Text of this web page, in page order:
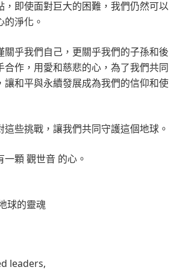
，即使面對巨大的困難，我們仍然可以
淨化。
關乎我們自己，更關乎我們的子孫和後
合作，用愛和慈悲的心，為了我們共同
讓和平與永續發展成為我們的信仰和使
這些挑戰，讓我們共同守護這個地球。
顆 觀世音 的心。
球的靈魂
leaders,